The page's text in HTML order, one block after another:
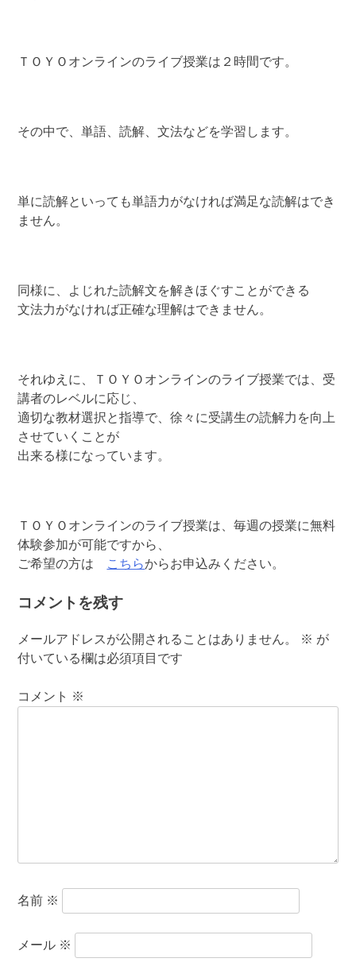
ＴＯＹＯオンラインのライブ授業は２時間です。
その中で、単語、読解、文法などを学習します。
単に読解といっても単語力がなければ満足な読解はでき
ません。
同様に、よじれた読解文を解きほぐすことができる
文法力がなければ正確な理解はできません。
それゆえに、ＴＯＹＯオンラインのライブ授業では、受
講者のレベルに応じ、
適切な教材選択と指導で、徐々に受講生の読解力を向上
させていくことが
出来る様になっています。
ＴＯＹＯオンラインのライブ授業は、毎週の授業に無料
体験参加が可能ですから、
ご希望の方は
こちらからお申込みください。
コメントを残す
メールアドレスが公開されることはありません。 ※ が
付いている欄は必須項目です
コメント ※
名前 ※
メール ※